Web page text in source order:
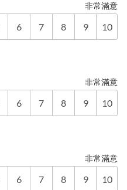
非常滿意
6 7 8 9 10
非常滿意
6 7 8 9 10
非常滿意
6 7 8 9 10